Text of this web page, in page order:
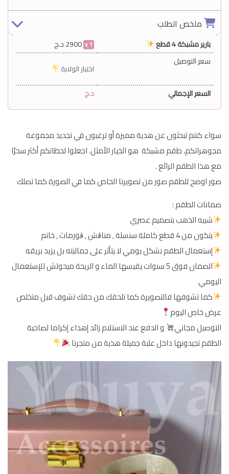
ملخص الطلب
بارير مشبكة 4 قطع 1
2900د.ج
سعر التوصيل
اختيار الولاية
السعر الإجمالي
د.ج
سواء كنتم تبحثون عن هدية مميزة أو ترغبون في تجديد مجموعة
مجوهراتكم، طقم مشبكة هو الخيار الأمثل. اجعلوا لحظاتكم أكثر سحرًا
مع هذا الطقم الرائع .
صور اوضح للطقم صور من تصويرنا الحاص كما في الصورة كما تصلك
ضمانات الطقم :
شبيه الذهب بتصميم عصري
يتكون من 4 قطع كاملة سنسلة ٫ مناڨش ٫ ڨورماث ٫ خاتم
إستعمال الطقم بشكل يومي لا يتأثر على جماليته بل يزيد بريقه
الضمان فوق 5 سنوات يقيسها الماء و الريحة ميحولش للإستعمال
اليومي
كما تشوفها فالتصويرة كما تلحقك من حقك تشوف قبل متخلص
عرض خاص اليوم
التوصيل مجاني
و الدفع عند الاستلام زائد إهداء إكراما لصاحبة
الطقم تجيدونها داخل علبة جميلة هذية من متجرنا